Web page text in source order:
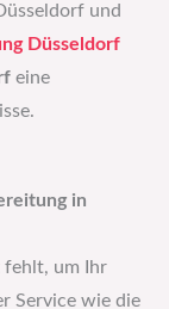
und
Düsseldorf
eine
in
fehlt, um Ihr
Service wie die